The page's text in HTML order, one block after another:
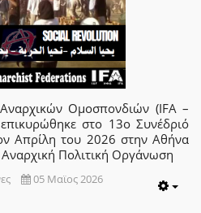
Ομοσπονδιών (IFA –
στο 13ο Συνέδριό
Απρίλη του 2026 στην Αθήνα
Πολιτική Οργάνωση
05 Μαϊος 2026